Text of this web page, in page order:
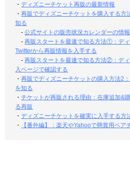
・ディズニーチケット再販の最新情報
・再販でディズニーチケットを購入する方
知る
-公式サイトの販売状況カレンダーの情
-再販スタートを最速で知る方法①：デ
Twitterから再販情報を入手する
-再販スタートを最速で知る方法②：デ
入ページで確認する
・再販でディズニーチケットの購入方法2
を知る
・チケットが再販される理由：在庫追加&
る再販
・ディズニーチケットを確実に入手する方
・
【番外編】：楽天やYahooで懸賞用ペア